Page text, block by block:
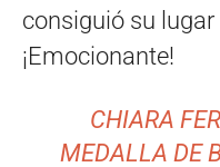
consiguió su
¡Emocionante!
CHIARA
MEDALLA DE